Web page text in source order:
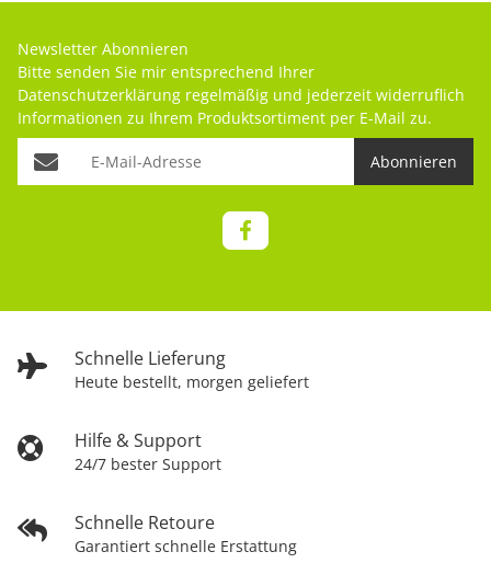
Schnelle Lieferung
Heute bestellt, morgen geliefert
Hilfe & Support
24/7 bester Support
Schnelle Retoure
Garantiert schnelle Erstattung
Newsletter Abonnieren
Bitte senden Sie mir entsprechend Ihrer
Datenschutzerklärung regelmäßig und jederzeit widerruflich
Informationen zu Ihrem Produktsortiment per E-Mail zu.
Abonnieren